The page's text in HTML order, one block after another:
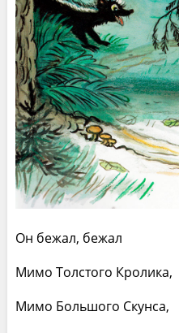
Он бежал, бежал
Мимо Толстого Кролика,
Мимо Большого Скунса,